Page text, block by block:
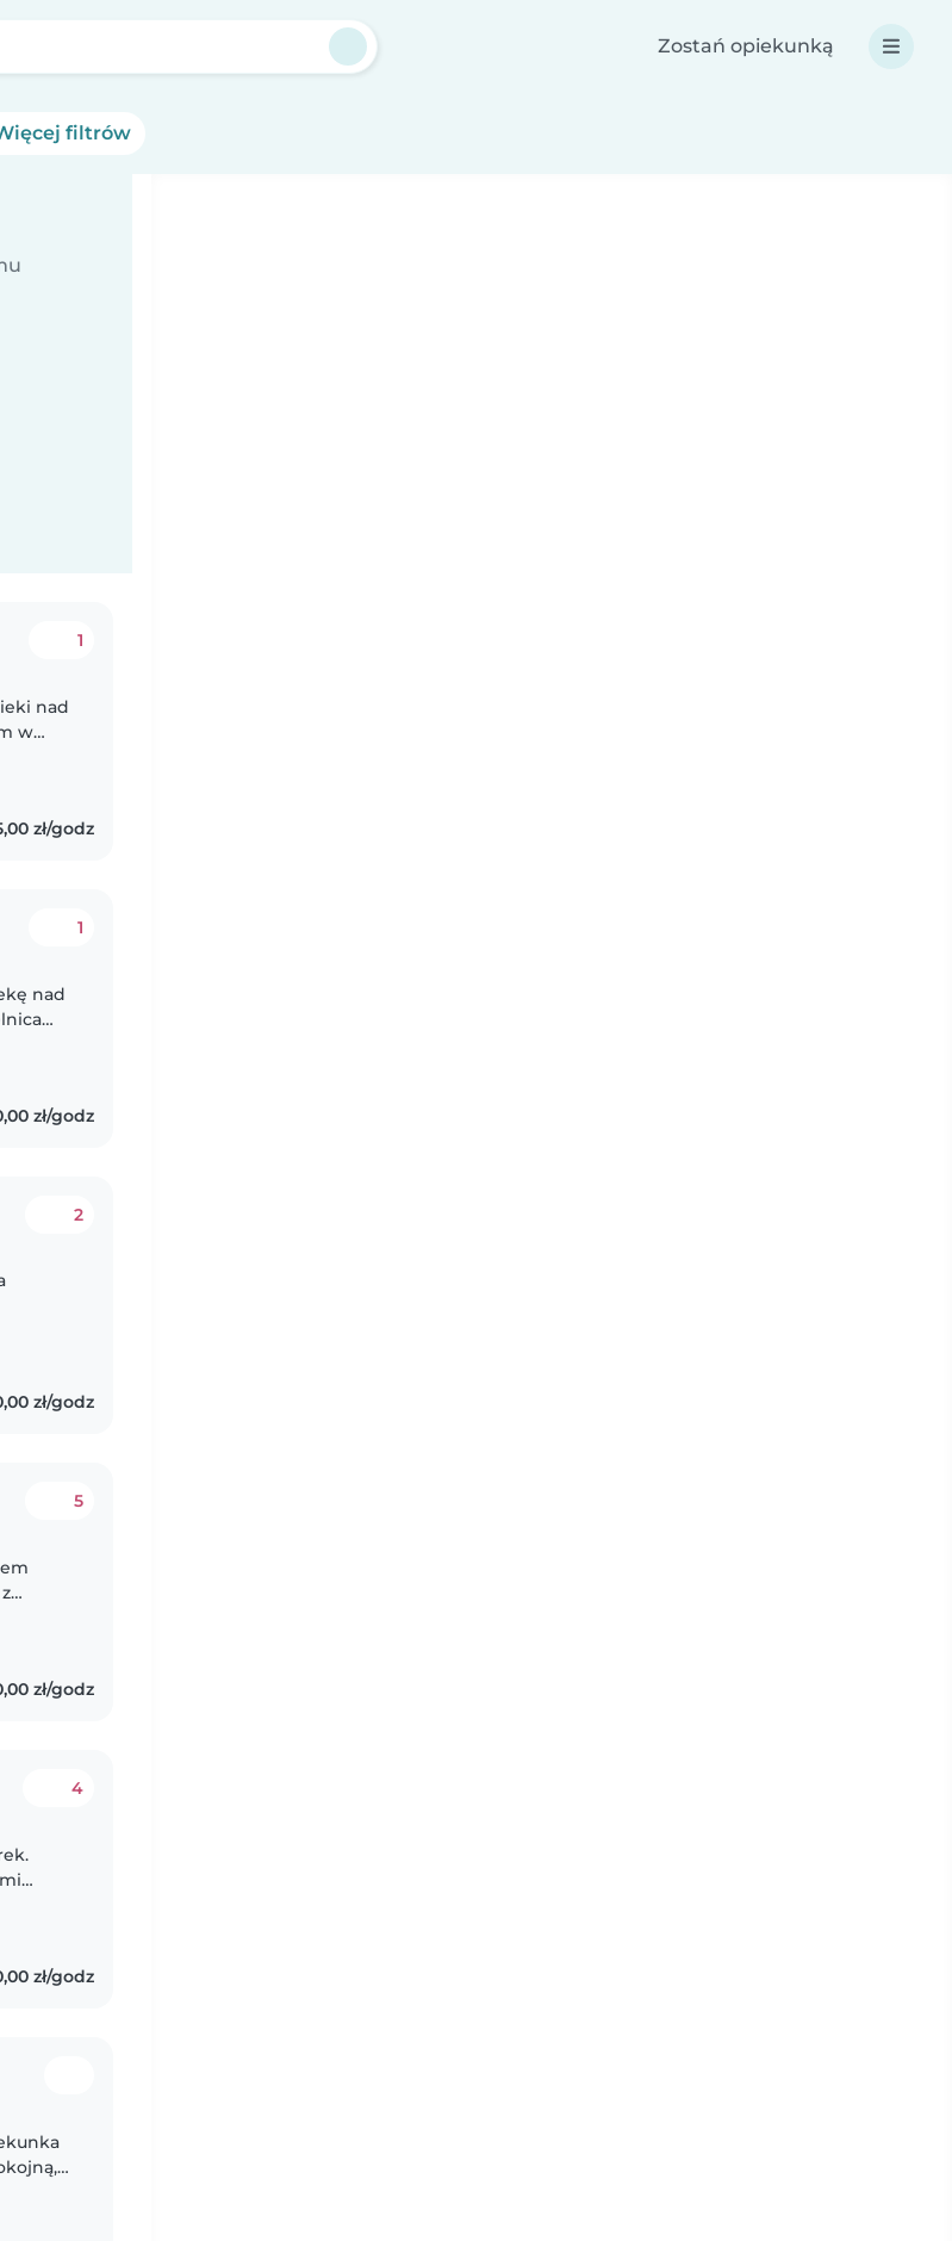
Zostań opiekunką
filtrów
1
nad
w
zł/godz
1
nad
zł/godz
2
4-..
zł/godz
5
zł/godz
4
zł/godz